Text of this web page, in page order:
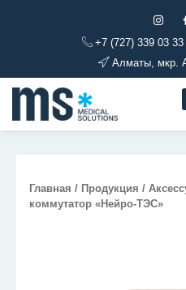
+7 (727) 339 03 33
Алматы, мкр.
Главная / Продукция /
коммутатор «Нейро-ТЭС»